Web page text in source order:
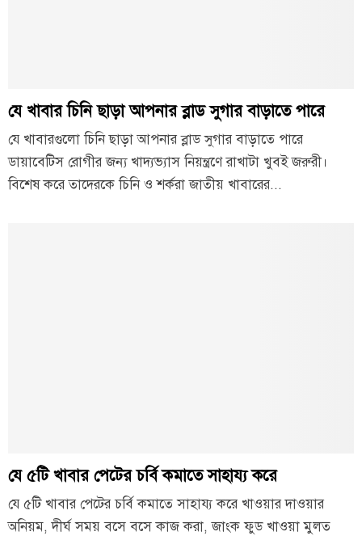
যে খাবার চিনি ছাড়া আপনার ব্লাড সুগার বাড়াতে পারে
যে খাবারগুলো চিনি ছাড়া আপনার ব্লাড সুগার বাড়াতে পারে
ডায়াবেটিস রোগীর জন্য খাদ্যভ্যাস নিয়ন্ত্রণে রাখাটা খুবই জরুরী।
বিশেষ করে তাদেরকে চিনি ও শর্করা জাতীয় খাবারের...
যে ৫টি খাবার পেটের চর্বি কমাতে সাহায্য করে
যে ৫টি খাবার পেটের চর্বি কমাতে সাহায্য করে খাওয়ার দাওয়ার
অনিয়ম, দীর্ঘ সময় বসে বসে কাজ করা, জাংক ফুড খাওয়া মুলত